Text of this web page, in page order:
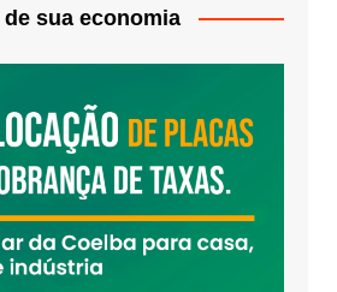
sua economia